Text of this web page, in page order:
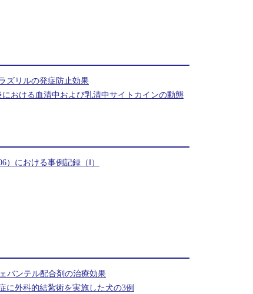
ズリルの発症防止効果
おける血清中および乳清中サイトカインの動態
における事例記録（Ⅰ）
バンテル配合剤の治療効果
に外科的結紮術を実施した犬の3例